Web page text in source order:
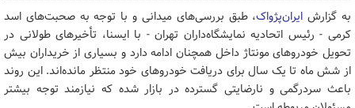
به گزارش ایران‌پژواک، طبق بررسی‌های میدانی و با توجه به صحبت‌های اسد
کرمی - رئیس اتحادیه نمایشگاه‌داران تهران - با ایسنا، تأخیرهای طولانی در
تحویل خودروهای مونتاژ داخل همچنان ادامه دارد و بسیاری از خریداران بیش
از شش ماه تا یک سال برای دریافت خودروهای خود منتظر مانده‌اند. این روند
باعث سردرگمی و نارضایتی گسترده در بازار شده که نیازمند توجه بیشتر